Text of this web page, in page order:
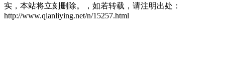
实，本站将立刻删除。，如若转载，请注明出处：
http://www.qianliying.net/n/15257.html